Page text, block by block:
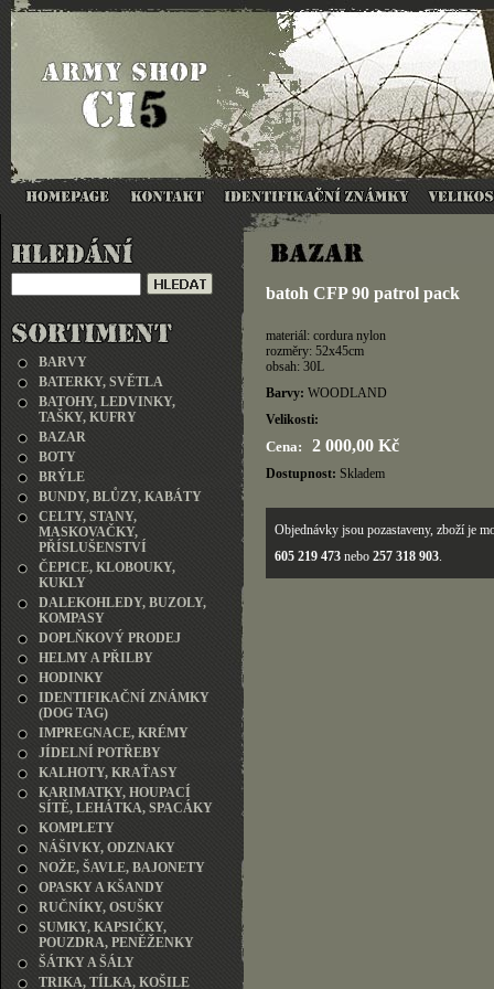
BARVY
BATERKY, SVĚTLA
BATOHY, LEDVINKY,
TAŠKY, KUFRY
BAZAR
BOTY
BRÝLE
BUNDY, BLŮZY, KABÁTY
CELTY, STANY,
MASKOVAČKY,
PŘÍSLUŠENSTVÍ
ČEPICE, KLOBOUKY,
KUKLY
DALEKOHLEDY, BUZOLY,
KOMPASY
DOPLŇKOVÝ PRODEJ
HELMY A PŘILBY
HODINKY
IDENTIFIKAČNÍ ZNÁMKY
(DOG TAG)
IMPREGNACE, KRÉMY
JÍDELNÍ POTŘEBY
KALHOTY, KRAŤASY
KARIMATKY, HOUPACÍ
SÍTĚ, LEHÁTKA, SPACÁKY
KOMPLETY
NÁŠIVKY, ODZNAKY
NOŽE, ŠAVLE, BAJONETY
OPASKY A KŠANDY
RUČNÍKY, OSUŠKY
SUMKY, KAPSIČKY,
POUZDRA, PENĚŽENKY
ŠÁTKY A ŠÁLY
TRIKA, TÍLKA, KOŠILE
batoh CFP 90 patrol pack
materiál: cordura nylon
rozměry: 52x45cm
obsah: 30L
Barvy: WOODLAND
Velikosti:
Cena: 2 000,00 Kč
Dostupnost: Skladem
Objednávky jsou pozastaveny, zboží je
605 219 473 nebo 257 318 903.